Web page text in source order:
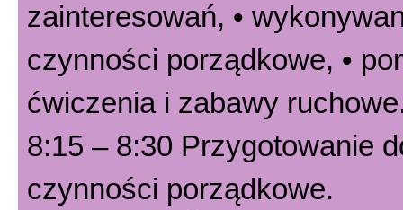
zainteresowań, •
czynności porządkowe, •
ćwiczenia i zabawy
8:15 – 8:30 Przygotowanie
czynności porządkowe.